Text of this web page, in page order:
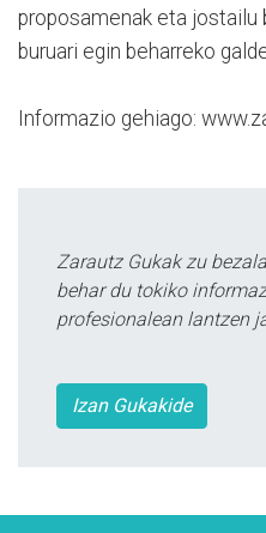
proposamenak eta jostailu
buruari egin beharreko
Informazio gehiago:
Zarautz Gukak zu
behar du tokiko
profesionalean lantzen
Izan Gukakide